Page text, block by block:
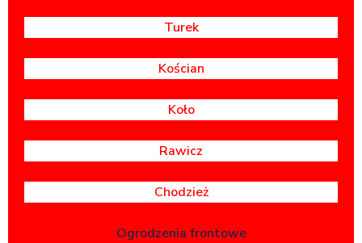
Turek
Kościan
Koło
Rawicz
Chodzież
Ogrodzenia frontowe